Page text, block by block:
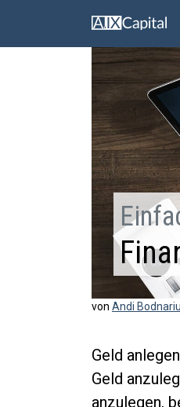
von Andi Bodnariu
Geld
Geld
anzulegen,